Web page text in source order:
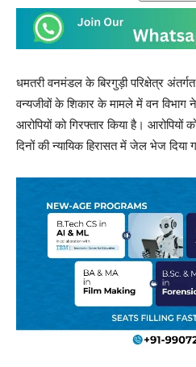
धमतरी वनमंडल के बिरगुड़ी परिक्षेत्र
वन्यजीवों के शिकार के मामले में वन विभाग ने
आरोपियों को गिरफ्तार किया है।
दिनों की न्यायिक हिरासत में जेल भेज दिया